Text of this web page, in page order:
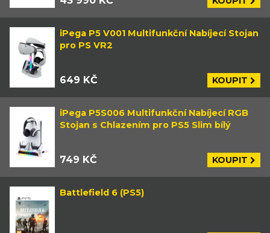
iPega P5 V001 Multifunkční Nabíjecí Stojan
pro PS VR2
649 KČ KOUPIT
iPega P5S006 Multifunkční Nabíjecí RGB
Stojan s Chlazením pro PS5 Slim bílý
749 KČ KOUPIT
Battlefield 6 (PS5)